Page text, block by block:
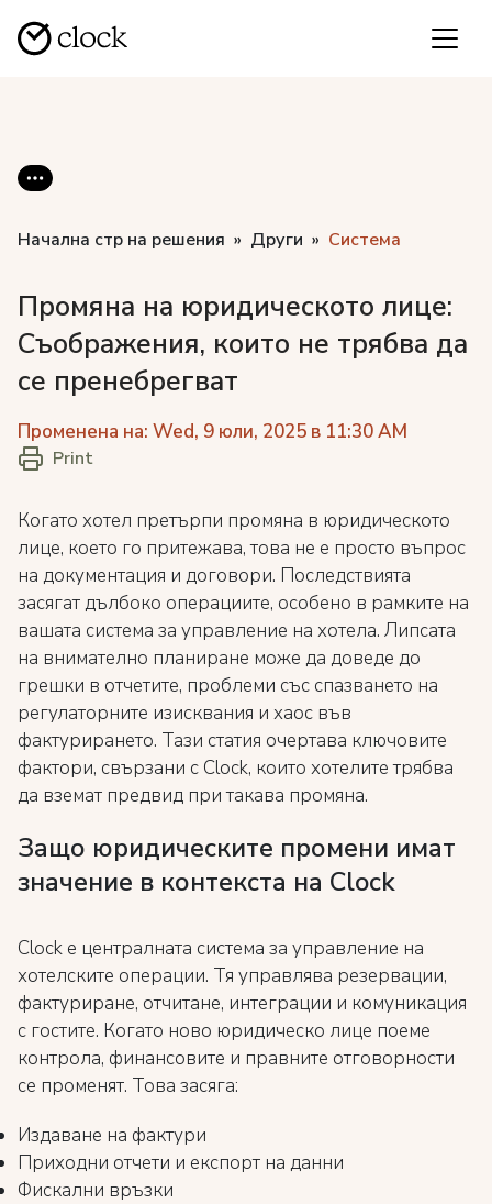
Начална стр на решения Други Система
Промяна на юридическото лице:
Съображения, които не трябва да
се пренебрегват
Променена на: Wed, 9 юли, 2025 в 11:30 AM
Print
Когато хотел претърпи промяна в юридическото
лице, което го притежава, това не е просто въпрос
на документация и договори. Последствията
засягат дълбоко операциите, особено в рамките на
вашата система за управление на хотела. Липсата
на внимателно планиране може да доведе до
грешки в отчетите, проблеми със спазването на
регулаторните изисквания и хаос във
фактурирането. Тази статия очертава ключовите
фактори, свързани с Clock, които хотелите трябва
да вземат предвид при такава промяна.
Защо юридическите промени имат
значение в контекста на Clock
Clock е централната система за управление на
хотелските операции. Тя управлява резервации,
фактуриране, отчитане, интеграции и комуникация
с гостите. Когато ново юридическо лице поеме
контрола, финансовите и правните отговорности
се променят. Това засяга:
Издаване на фактури
Приходни отчети и експорт на данни
Фискални връзки